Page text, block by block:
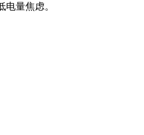
量焦虑。